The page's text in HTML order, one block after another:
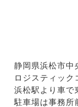
静岡県浜松市中
ロジスティック
浜松駅より車で
駐車場は事務所